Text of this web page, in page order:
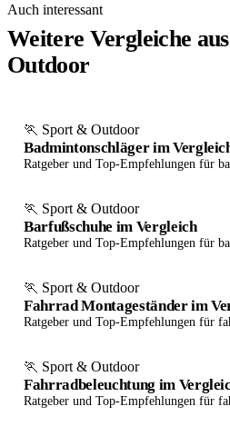
Auch interessant
Weitere Vergleiche
Outdoor
🏃 Sport & Outdoor
Badmintonschläger im
Ratgeber und Top-Empfehlungen für
🏃 Sport & Outdoor
Barfußschuhe im Vergleich
Ratgeber und Top-Empfehlungen für
🏃 Sport & Outdoor
Fahrrad Montageständer im
Ratgeber und Top-Empfehlungen für
🏃 Sport & Outdoor
Fahrradbeleuchtung im
Ratgeber und Top-Empfehlungen für